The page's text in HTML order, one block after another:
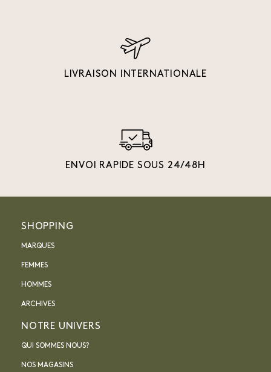
LIVRAISON INTERNATIONALE
ENVOI RAPIDE SOUS 24/48H
SHOPPING
MARQUES
FEMMES
HOMMES
ARCHIVES
NOTRE UNIVERS
QUI SOMMES NOUS?
NOS MAGASINS